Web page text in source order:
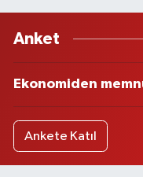
Anket
Ekonomiden
Ankete Katıl